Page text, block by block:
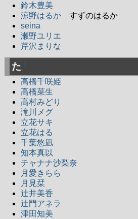
鈴木豊美
涼野はるか すずのはるか
seina
瀬野ユリエ
芹沢まりな
た †
高橋千咲姫
高橋菜生
高村みどり
滝川メグ
立花サキ
立花はる
千葉悠凪
知本真以
チャナナ沙梨奈
月愛きらら
月見栞
辻井美香
辻門アネラ
津田知美